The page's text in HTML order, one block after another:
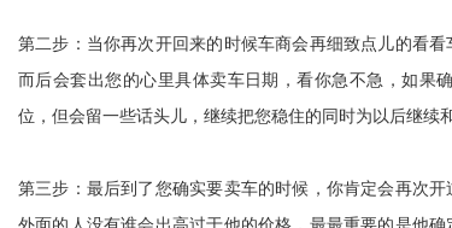
第二步：当你再次开回来的时候车商会再细致点儿的看
而后会套出您的心里具体卖车日期，看你急不急，如果
位，但会留一些话头儿，继续把您稳住的同时为以后继续
第三步：最后到了您确实要卖车的时候，你肯定会再次